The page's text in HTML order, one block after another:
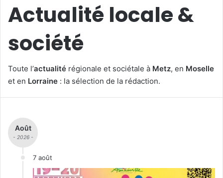
Actualité locale &
société
Toute l’actualité régionale et sociétale à Metz, en Moselle
et en Lorraine : la sélection de la rédaction.
Août
- 2026 -
7 août